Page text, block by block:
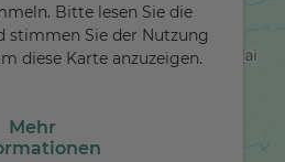
Bitte lesen Sie die
stimmen Sie der Nutzung
diese Karte anzuzeigen.
Mehr